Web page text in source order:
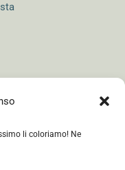
li coloriamo! Ne